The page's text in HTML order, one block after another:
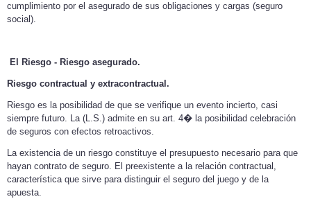
cumplimiento por el asegurado de sus obligaciones y cargas (seguro
social).
El Riesgo - Riesgo asegurado.
Riesgo contractual y extracontractual.
Riesgo es la posibilidad de que se verifique un evento incierto, casi
siempre futuro. La (L.S.) admite en su art. 4� la posibilidad celebración
de seguros con efectos retroactivos.
La existencia de un riesgo constituye el presupuesto necesario para que
hayan contrato de seguro. El preexistente a la relación contractual,
característica que sirve para distinguir el seguro del juego y de la
apuesta.